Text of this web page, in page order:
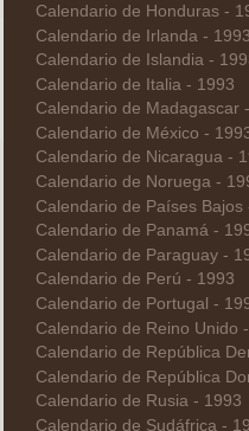
Calendario de Honduras -
Calendario de Irlanda - 1993
Calendario de Islandia -
Calendario de Italia - 1993
Calendario de Madagascar
Calendario de México -
Calendario de Nicaragua -
Calendario de Noruega -
Calendario de Países Bajos
Calendario de Panamá -
Calendario de Paraguay -
Calendario de Perú - 1993
Calendario de Portugal -
Calendario de Reino Unido
Calendario de República
Calendario de República
Calendario de Rusia - 1993
Calendario de Sudáfrica -